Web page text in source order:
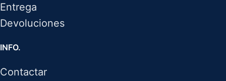
Entrega
Devoluciones
INFO.
Contactar